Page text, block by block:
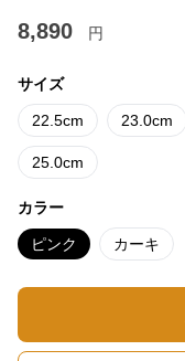
8,890 円
サイズ
22.5cm 23.0cm
25.0cm
カラー
ピンク カーキ